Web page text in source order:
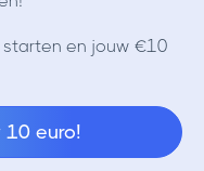
en jouw €10
euro!